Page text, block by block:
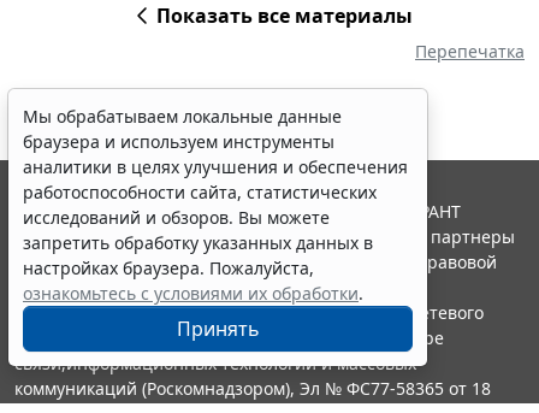
Показать все материалы
Перепечатка
Мы обрабатываем локальные данные
браузера и используем инструменты
аналитики в целях улучшения и обеспечения
работоспособности сайта, статистических
исследований и обзоров. Вы можете
запретить обработку указанных данных в
настройках браузера. Пожалуйста,
ознакомьтесь с условиями их обработки.
Принять
© ООО "НПП "ГАРАНТ-СЕРВИС", 2026. Система ГАРАНТ
выпускается с 1990 года. Компания "Гарант" и ее партнеры
являются участниками Российской ассоциации правовой
информации ГАРАНТ.
Портал ГАРАНТ.РУ зарегистрирован в качестве сетевого
издания Федеральной службой по надзору в сфере
связи,информационных технологий и массовых
коммуникаций (Роскомнадзором), Эл № ФС77-58365 от 18